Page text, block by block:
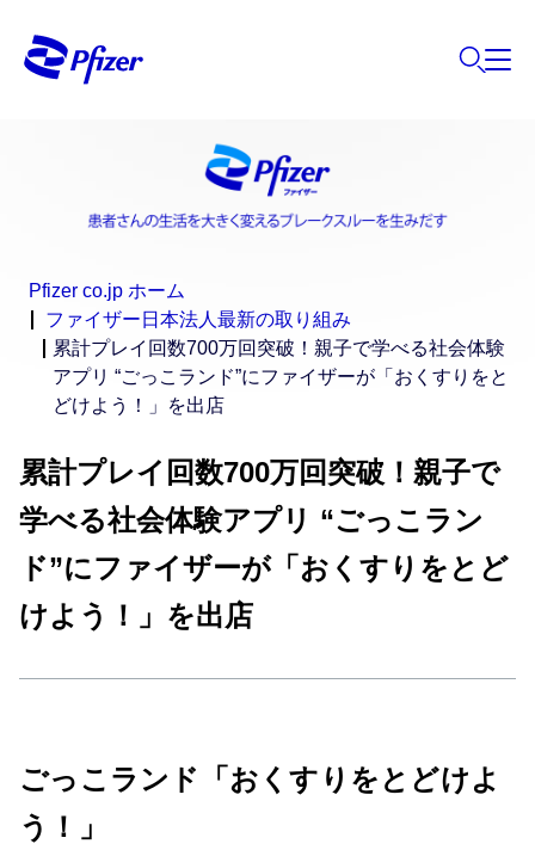
Pfizer co.jp ホーム
ファイザー日本法人最新の取り組み
累計プレイ回数700万回突破！親子で学べる社会体験
アプリ “ごっこランド”にファイザーが「おくすりをと
どけよう！」を出店
累計プレイ回数700万回突破！親子で
学べる社会体験アプリ “ごっこラン
ド”にファイザーが「おくすりをとど
けよう！」を出店
ごっこランド「おくすりをとどけよ
う！」